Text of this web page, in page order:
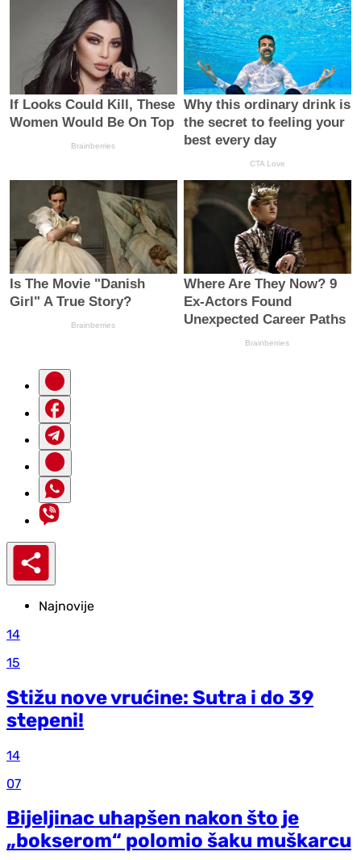
Najnovije
14
15
Stižu nove vrućine: Sutra i do 39
stepeni!
14
07
Bijeljinac uhapšen nakon što je
„bokserom“ polomio šaku muškarcu